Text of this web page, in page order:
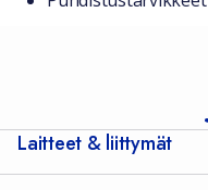
Laitteet & liittymät